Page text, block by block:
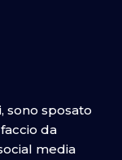
sono sposato
da
media